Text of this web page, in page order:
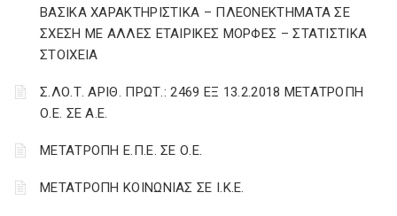
ΒΑΣΙΚΑ ΧΑΡΑΚΤΗΡΙΣΤΙΚΑ – ΠΛΕΟΝΕΚΤΗΜΑΤΑ ΣΕ
ΣΧΕΣΗ ΜΕ ΑΛΛΕΣ ΕΤΑΙΡΙΚΕΣ ΜΟΡΦΕΣ – ΣΤΑΤΙΣΤΙΚΑ
ΣΤΟΙΧΕΙΑ
Σ.ΛΟ.Τ. ΑΡΙΘ. ΠΡΩΤ.: 2469 ΕΞ 13.2.2018 ΜΕΤΑΤΡΟΠΗ
Ο.Ε. ΣΕ Α.Ε.
ΜΕΤΑΤΡΟΠΗ Ε.Π.Ε. ΣΕ Ο.Ε.
ΜΕΤΑΤΡΟΠΗ ΚΟΙΝΩΝΙΑΣ ΣΕ Ι.Κ.Ε.